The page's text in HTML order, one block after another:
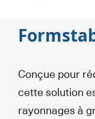
Conçue pour
cette solution
rayonnages à